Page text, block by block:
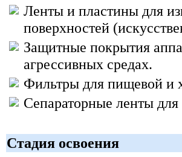
Ленты и пластины для
поверхностей
Защитные покрытия
агрессивных средах.
Фильтры для пищевой и
Сепараторные ленты для
Стадия освоения